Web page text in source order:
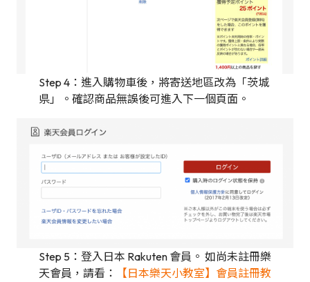
Step 4：進入購物車後，將寄送地區改為「茨城
県」。確認商品無誤後可進入下一個頁面。
Step 5：登入日本 Rakuten 會員。 如尚未註冊樂
天會員，請看：
【日本樂天小教室】會員註冊教